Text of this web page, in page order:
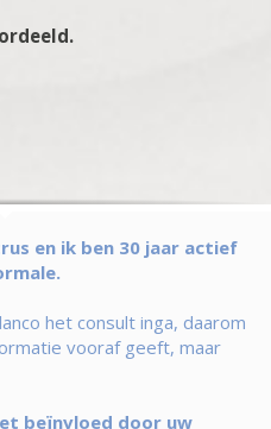
en ik ben 30 jaar actief
het consult inga, daarom
vooraf geeft, maar
beïnvloed door uw